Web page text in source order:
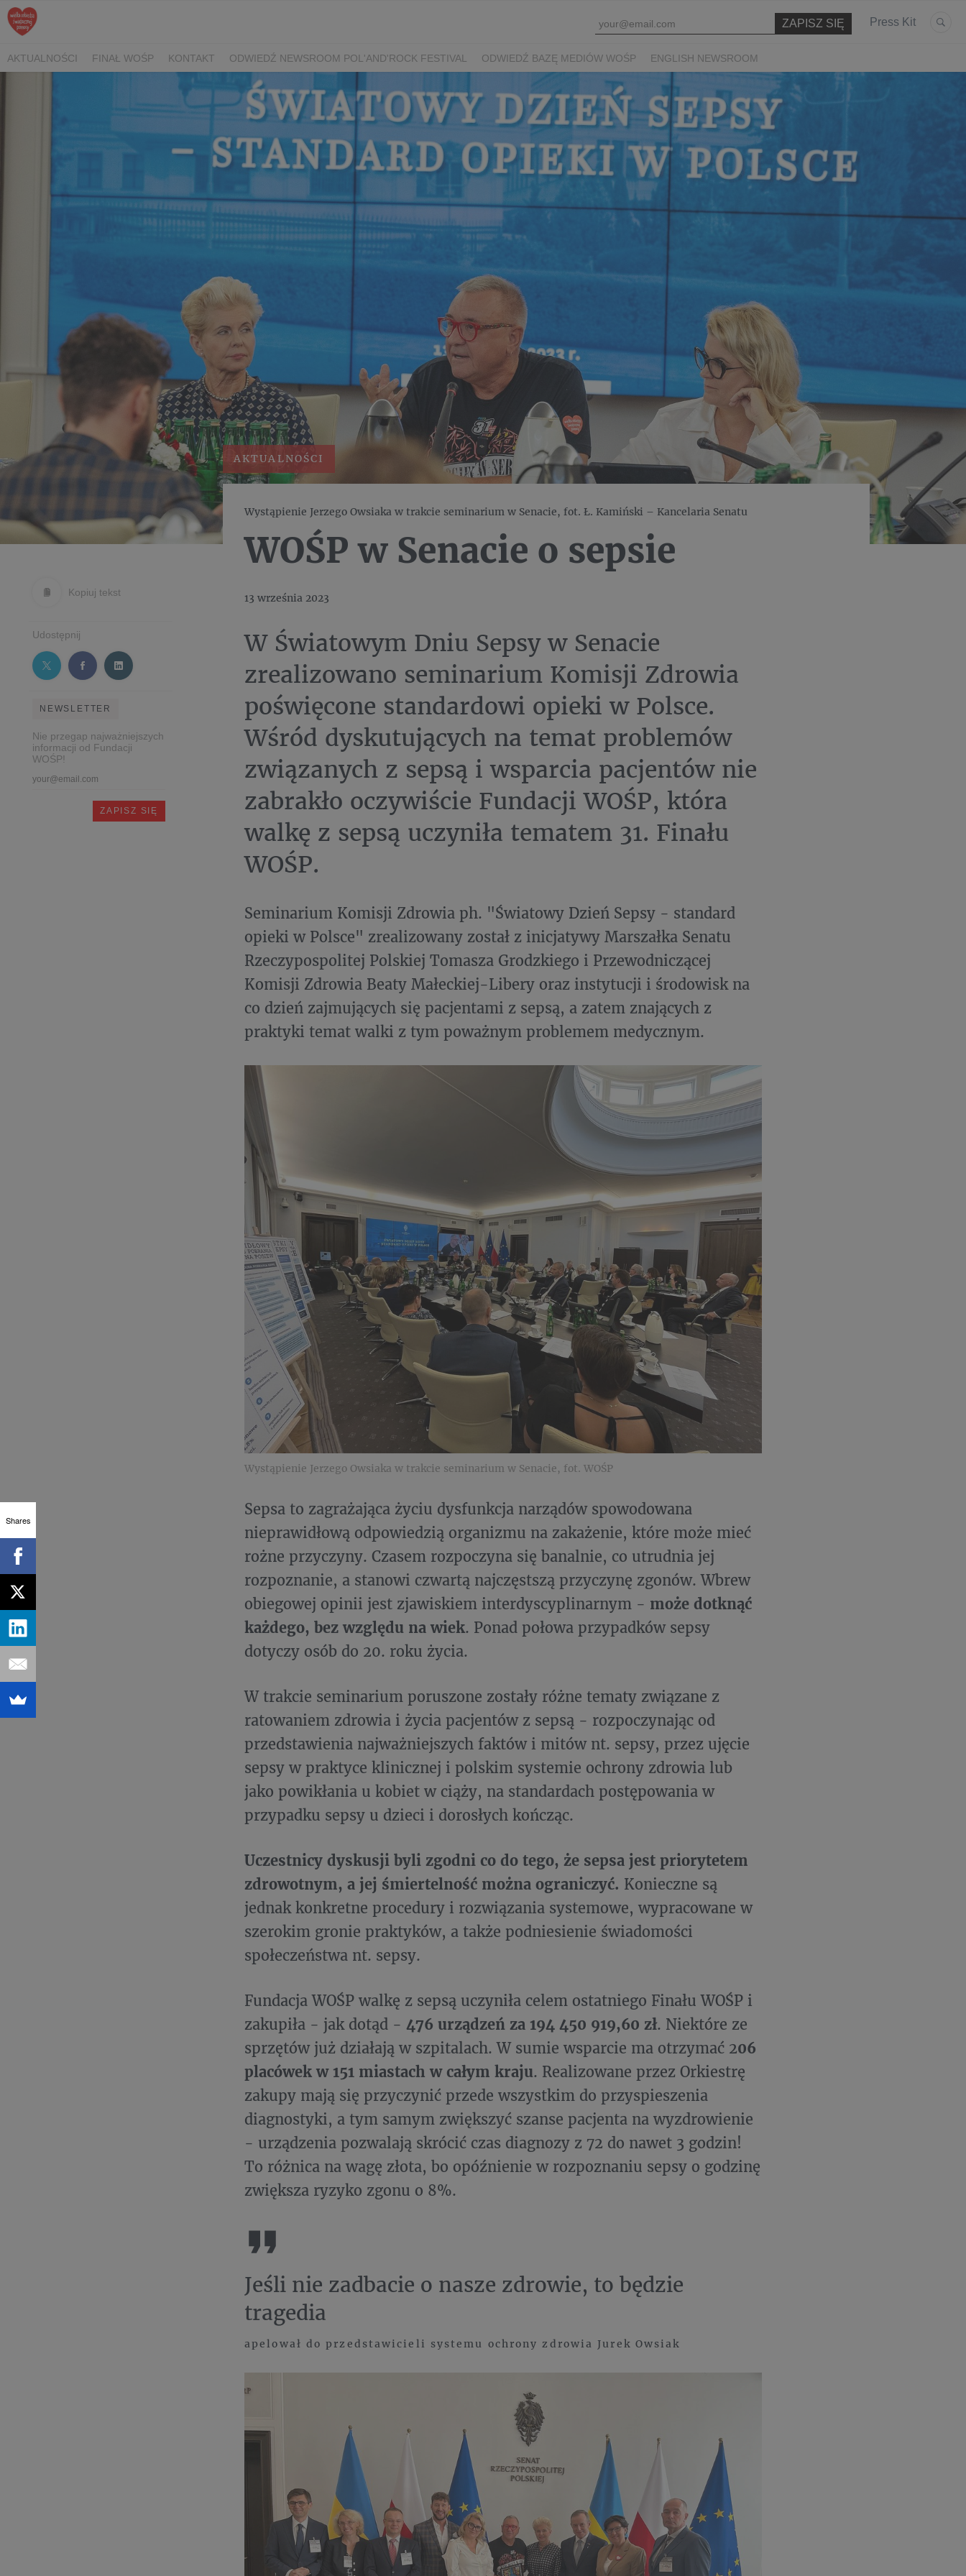
Press Kit
AKTUALNOŚCI FINAŁ WOŚP KONTAKT ODWIEDŹ NEWSROOM POL'AND'ROCK FESTIVAL ODWIEDŹ BAZĘ MEDIÓW WOŚP ENGLISH NEWSROOM
Kopiuj tekst
Udostępnij
NEWSLETTER
Nie przegap najważniejszych
informacji od Fundacji
WOŚP!
AKTUALNOŚCI
Wystąpienie Jerzego Owsiaka w trakcie seminarium w Senacie, fot. Ł. Kamiński – Kancelaria Senatu
WOŚP w Senacie o sepsie
13 września 2023
W Światowym Dniu Sepsy w Senacie
zrealizowano seminarium Komisji Zdrowia
poświęcone standardowi opieki w Polsce.
Wśród dyskutujących na temat problemów
związanych z sepsą i wsparcia pacjentów nie
zabrakło oczywiście Fundacji WOŚP, która
walkę z sepsą uczyniła tematem 31. Finału
WOŚP.
Seminarium Komisji Zdrowia ph. "Światowy Dzień Sepsy - standard
opieki w Polsce" zrealizowany został z inicjatywy Marszałka Senatu
Rzeczypospolitej Polskiej Tomasza Grodzkiego i Przewodniczącej
Komisji Zdrowia Beaty Małeckiej-Libery oraz instytucji i środowisk na
co dzień zajmujących się pacjentami z sepsą, a zatem znających z
praktyki temat walki z tym poważnym problemem medycznym.
Wystąpienie Jerzego Owsiaka w trakcie seminarium w Senacie, fot. WOŚP
Sepsa to zagrażająca życiu dysfunkcja narządów spowodowana
nieprawidłową odpowiedzią organizmu na zakażenie, które może mieć
rożne przyczyny. Czasem rozpoczyna się banalnie, co utrudnia jej
rozpoznanie, a stanowi czwartą najczęstszą przyczynę zgonów. Wbrew
obiegowej opinii jest zjawiskiem interdyscyplinarnym - może dotknąć
każdego, bez względu na wiek. Ponad połowa przypadków sepsy
dotyczy osób do 20. roku życia.
W trakcie seminarium poruszone zostały różne tematy związane z
ratowaniem zdrowia i życia pacjentów z sepsą - rozpoczynając od
przedstawienia najważniejszych faktów i mitów nt. sepsy, przez ujęcie
sepsy w praktyce klinicznej i polskim systemie ochrony zdrowia lub
jako powikłania u kobiet w ciąży, na standardach postępowania w
przypadku sepsy u dzieci i dorosłych kończąc.
Uczestnicy dyskusji byli zgodni co do tego, że sepsa jest priorytetem
zdrowotnym, a jej śmiertelność można ograniczyć. Konieczne są
jednak konkretne procedury i rozwiązania systemowe, wypracowane w
szerokim gronie praktyków, a także podniesienie świadomości
społeczeństwa nt. sepsy.
Fundacja WOŚP walkę z sepsą uczyniła celem ostatniego Finału WOŚP i
zakupiła - jak dotąd - 476 urządzeń za 194 450 919,60 zł. Niektóre ze
sprzętów już działają w szpitalach. W sumie wsparcie ma otrzymać 206
placówek w 151 miastach w całym kraju. Realizowane przez Orkiestrę
zakupy mają się przyczynić przede wszystkim do przyspieszenia
diagnostyki, a tym samym zwiększyć szanse pacjenta na wyzdrowienie
- urządzenia pozwalają skrócić czas diagnozy z 72 do nawet 3 godzin!
To różnica na wagę złota, bo opóźnienie w rozpoznaniu sepsy o godzinę
zwiększa ryzyko zgonu o 8%.
Jeśli nie zadbacie o nasze zdrowie, to będzie
tragedia
apelował do przedstawicieli systemu ochrony zdrowia Jurek Owsiak
Shares